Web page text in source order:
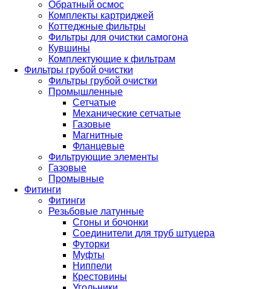
Обратный осмос
Комплекты картриджей
Коттеджные фильтры
Фильтры для очистки самогона
Кувшины
Комплектующие к фильтрам
Фильтры грубой очистки
Фильтры грубой очистки
Промышленные
Сетчатые
Механические сетчатые
Газовые
Магнитные
Фланцевые
Фильтрующие элементы
Газовые
Промывные
Фитинги
Фитинги
Резьбовые латунные
Сгоны и бочонки
Соединители для труб штуцера
Футорки
Муфты
Ниппели
Крестовины